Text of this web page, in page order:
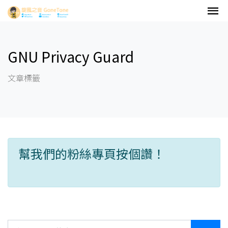
GNU Privacy Guard
文章標籤
幫我們的粉絲專頁按個讚！